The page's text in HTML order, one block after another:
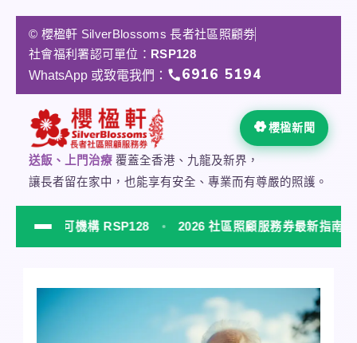
© 櫻楹軒 SilverBlossoms 長者社區照顧劵
社會福利署認可單位： RSP128
WhatsApp 或致電我們：
6916 5194
櫻楹新聞
送飯、上門治療 覆蓋全香港、九龍及新界，
讓長者留在家中，也能享有安全、專業而有尊嚴的照護。
認可機構 RSP128 2026 社區照顧服務券最新指南 NEW